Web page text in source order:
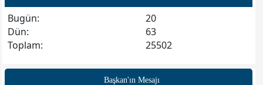
Başkan'ın Mesajı
Bugün:
20
Dün:
63
Toplam:
25502